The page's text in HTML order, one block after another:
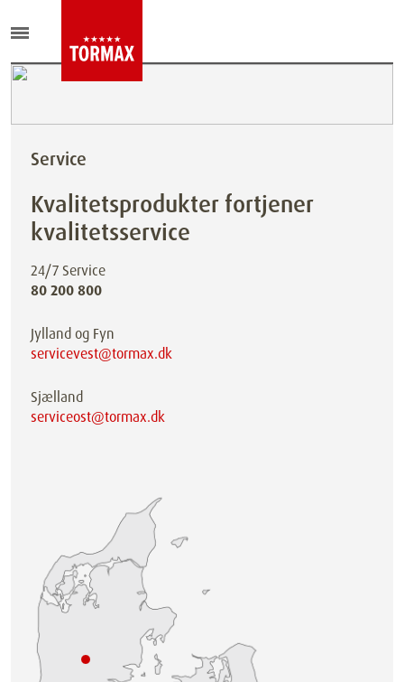
Service
Kvalitetsprodukter fortjener
kvalitetsservice
24/7 Service
80 200 800
Jylland og Fyn
servicevest@tormax.dk
Sjælland
serviceost@tormax.dk